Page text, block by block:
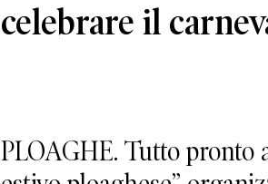
celebrare il
PLOAGHE. Tutto pronto